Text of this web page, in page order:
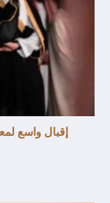
إقبال واسع